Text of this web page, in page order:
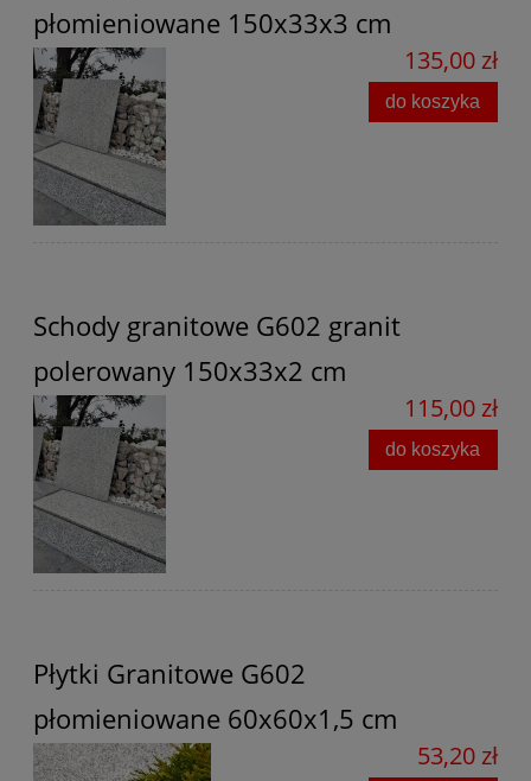
płomieniowane 150x33x3 cm
135,00 zł
do koszyka
Schody granitowe G602 granit
polerowany 150x33x2 cm
115,00 zł
do koszyka
Płytki Granitowe G602
płomieniowane 60x60x1,5 cm
53,20 zł